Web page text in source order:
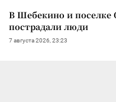
В Шебекино и поселке
пострадали люди
7 августа 2026, 23:23